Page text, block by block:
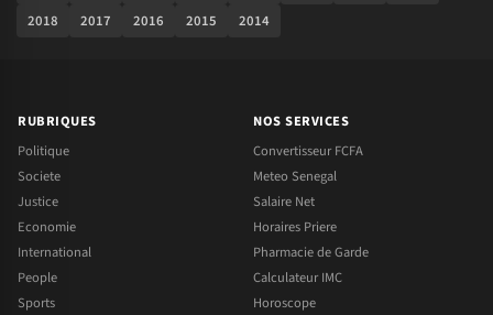
2018
2017 2016 2015 2014
RUBRIQUES
Politique
Societe
Justice
Economie
International
People
Sports
NOS SERVICES
Convertisseur FCFA
Meteo Senegal
Salaire Net
Horaires Priere
Pharmacie de Garde
Calculateur IMC
Horoscope